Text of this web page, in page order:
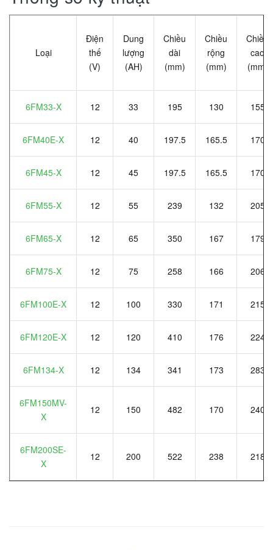
Loại
Điện
thế
(V)
Dung
lượng
(AH)
Chiều
dài
(mm)
Chiều
rộng
(mm)
Chiều
cao
(mm)
6FM33-X 12 33 195 130 155
6FM40E-X 12 40 197.5 165.5 170
6FM45-X 12 45 197.5 165.5 170
6FM55-X 12 55 239 132 205
6FM65-X 12 65 350 167 179
6FM75-X 12 75 258 166 206
6FM100E-X 12 100 330 171 215
6FM120E-X 12 120 410 176 224
6FM134-X 12 134 341 173 283
6FM150MV-
X
12 150 482 170 240
6FM200SE-
X
12 200 522 238 218